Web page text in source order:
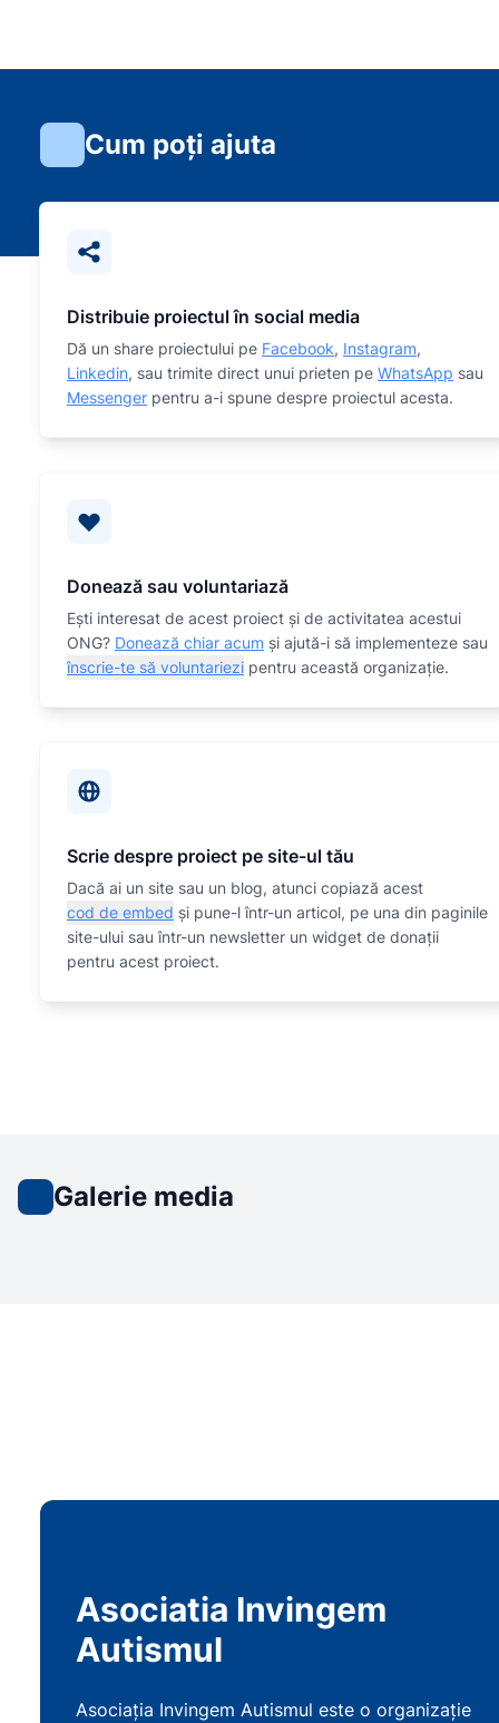
Cum poți ajuta
Distribuie proiectul în social media
Dă un share proiectului pe Facebook, Instagram,
Linkedin, sau trimite direct unui prieten pe WhatsApp sau
Messenger pentru a-i spune despre proiectul acesta.
Donează sau voluntariază
Eşti interesat de acest proiect și de activitatea acestui
ONG? Donează chiar acum și ajută-i să implementeze sau
înscrie-te să voluntariezi pentru această organizaţie.
Scrie despre proiect pe site-ul tău
Dacă ai un site sau un blog, atunci copiază acest
cod de embed și pune-l într-un articol, pe una din paginile
site-ului sau într-un newsletter un widget de donații
pentru acest proiect.
Galerie media
Asociatia Invingem
Autismul
Asociația Invingem Autismul este o organizație